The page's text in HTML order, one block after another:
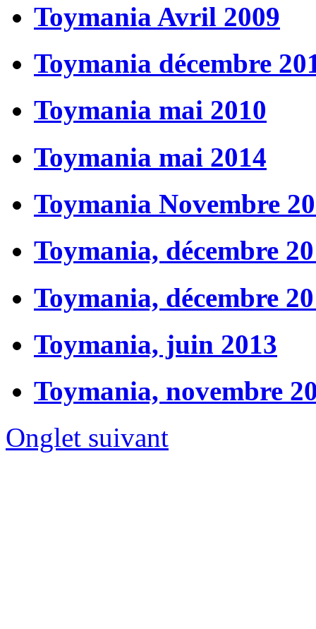
Toymania Avril 2009
Toymania décembre
Toymania mai 2010
Toymania mai 2014
Toymania Novembre
Toymania, décembre
Toymania, décembre
Toymania, juin 2013
Toymania, novembre
Onglet suivant